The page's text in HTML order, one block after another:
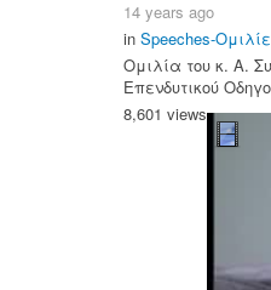
14 years ago
in Speeches-
Ομιλία του κ. Α.
Επενδυτικού
8,601 views